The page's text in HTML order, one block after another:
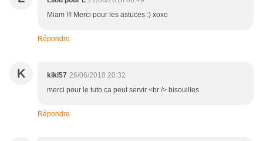
Miam !!! Merci pour les astuces :) xoxo
Répondre
K kiki57 26/06/2018 20:32
merci pour le tuto ca peut servir <br /> bisouilles
Répondre